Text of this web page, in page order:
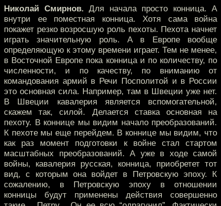
Николай Смирнов. Для начала просто конница. А
внутри ее поместная конница. Хотя сама война
покажет резко возросшую роль пехоты. Пехота начнет
играть значительную роль. А в Европе вообще
определяющую к этому времени играет. Тем не менее,
в Восточной Европе пока конница и по количеству, по
численности, и по качеству, по вниманию от
командования армий в Речи Посполитой и в России
это основная сила. Например, там в Швеции уже нет.
В Швеции кавалерия является вспомогательной,
скажем так, силой. Делается ставка основная на
пехоту. В коннице мы видим начало преобразований.
К пехоте мы еще перейдем. В коннице мы видим, что
как раз момент подготовки к войне стал стартом
масштабных преобразований. А уже в ходе самой
войны, кавалерия русская, конница, приобретет тот
вид, с которым она войдет в Петровскую эпоху. К
сожалению, в Петровскую эпоху в отношении
конницы будут применены действия совершенно